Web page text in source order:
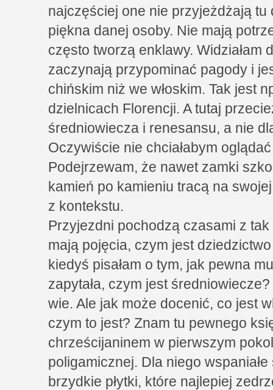
najczęściej one nie przyjeżdżają
piękna danej osoby. Nie mają
często tworzą enklawy. Widziałam
zaczynają przypominać pagody i
chińskim niż we włoskim. Tak jest
dzielnicach Florencji. A tutaj
średniowiecza i renesansu, a nie
Oczywiście nie chciałabym
Podejrzewam, że nawet zamki
kamień po kamieniu tracą na
z kontekstu.
Przyjezdni pochodzą czasami z
mają pojęcia, czym jest
kiedyś pisałam o tym, jak pewna
zapytała, czym jest
wie. Ale jak może docenić, co jest
czym to jest? Znam tu pewnego
chrześcijaninem w pierwszym
poligamicznej. Dla niego
brzydkie płytki, które najlepiej